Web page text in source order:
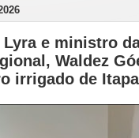
e ministro
Waldez
irrigado de